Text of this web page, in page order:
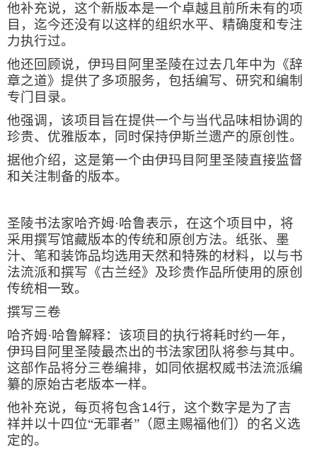
他补充说，这个新版本是一个卓越且前所未有的项
目，迄今还没有以这样的组织水平、精确度和专注
力执行过。
他还回顾说，伊玛目阿里圣陵在过去几年中为《辞
章之道》提供了多项服务，包括编写、研究和编制
专门目录。
他强调，该项目旨在提供一个与当代品味相协调的
珍贵、优雅版本，同时保持伊斯兰遗产的原创性。
据他介绍，这是第一个由伊玛目阿里圣陵直接监督
和关注制备的版本。
圣陵书法家哈齐姆·哈鲁表示，在这个项目中，将
采用撰写馆藏版本的传统和原创方法。纸张、墨
汁、笔和装饰品均选用天然和特殊的材料，以与书
法流派和撰写《古兰经》及珍贵作品所使用的原创
传统相一致。
撰写三卷
哈齐姆·哈鲁解释：该项目的执行将耗时约一年，
伊玛目阿里圣陵最杰出的书法家团队将参与其中。
这部作品将分三卷编排，如同依据权威书法流派编
纂的原始古老版本一样。
他补充说，每页将包含14行，这个数字是为了吉
祥并以十四位“无罪者”（愿主赐福他们）的名义选
定的。